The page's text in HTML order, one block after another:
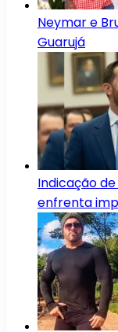
Neymar e
Guarujá
Indicação
enfrenta